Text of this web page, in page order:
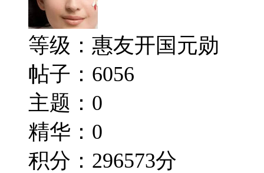
等级： 惠友开国元勋
帖子：6056
主题：0
精华：0
积分：296573分